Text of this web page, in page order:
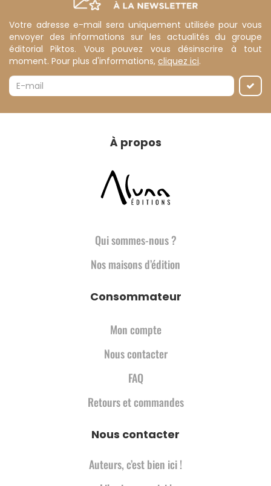
Votre adresse e-mail sera uniquement utilisée pour vous
envoyer des informations sur les actualités du groupe
éditorial Piktos. Vous pouvez vous désinscrire à tout
moment. Pour plus d'informations, cliquez ici.
À propos
Qui sommes-nous ?
Nos maisons d’édition
Consommateur
Mon compte
Nous contacter
FAQ
Retours et commandes
Nous contacter
Auteurs, c’est bien ici !